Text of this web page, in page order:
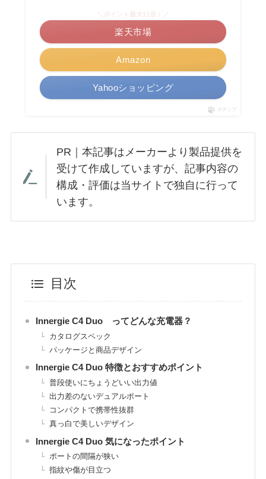
Amazon
楽天市場
Yahooショッピング
ポチップ
PR｜本記事はメーカーより製品提供を
受けて作成していますが、記事内容の
構成・評価は当サイトで独自に行って
います。
目次
Innergie C4 Duo ってどんな充電器？
カタログスペック
パッケージと商品デザイン
Innergie C4 Duo 特徴とおすすめポイント
普段使いにちょうどいい出力値
出力差のないデュアルポート
コンパクトで携帯性抜群
真っ白で美しいデザイン
Innergie C4 Duo 気になったポイント
ポートの間隔が狭い
指紋や傷が目立つ